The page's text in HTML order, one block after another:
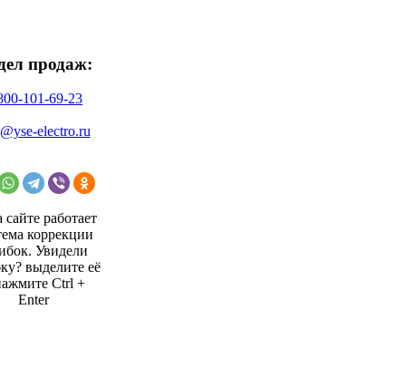
продаж:
101-69-23
electro.ru